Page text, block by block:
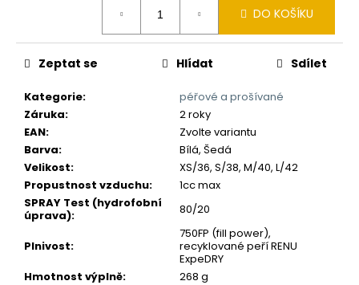
DO KOŠÍKU
Kategorie:
péřové a prošívané
Záruka:
2 roky
EAN:
Zvolte variantu
Barva:
Bílá, Šedá
Velikost:
XS/36, S/38, M/40, L/42
Propustnost vzduchu:
1cc max
SPRAY Test (hydrofobní
úprava): 80/20
Plnivost:
750FP (fill power),
recyklované peří RENU
ExpeDRY
Hmotnost výplně:
268 g
Zeptat se Hlídat Sdílet